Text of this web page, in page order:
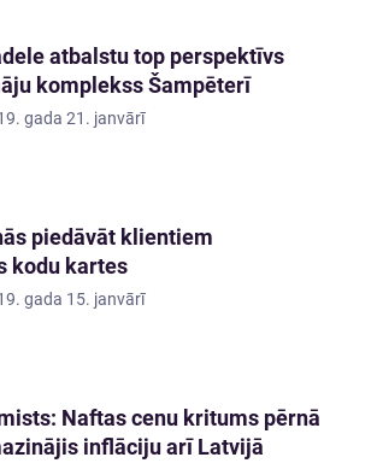
atbalstu top perspektīvs
komplekss Šampēterī
gada 21. janvārī
piedāvāt klientiem
kodu kartes
gada 15. janvārī
Naftas cenu kritums pērnā
inflāciju arī Latvijā